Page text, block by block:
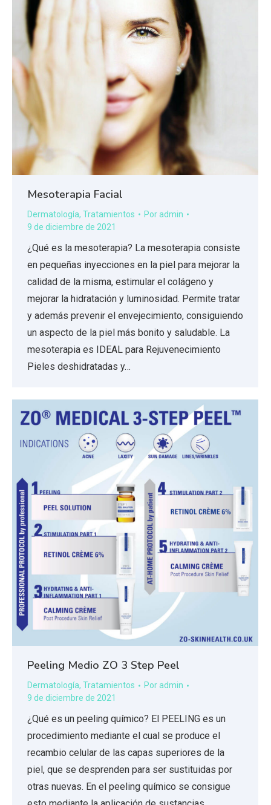
Mesoterapia Facial
Dermatología, Tratamientos Poradmin
9 de diciembre de 2021
¿Qué es la mesoterapia? La mesoterapia consiste
en pequeñas inyecciones en la piel para mejorar la
calidad de la misma, estimular el colágeno y
mejorar la hidratación y luminosidad. Permite tratar
y además prevenir el envejecimiento, consiguiendo
un aspecto de la piel más bonito y saludable. La
mesoterapia es IDEAL para Rejuvenecimiento
Pieles deshidratadas y…
Peeling Medio ZO 3 Step Peel
Dermatología, Tratamientos Poradmin
9 de diciembre de 2021
¿Qué es un peeling químico? El PEELING es un
procedimiento mediante el cual se produce el
recambio celular de las capas superiores de la
piel, que se desprenden para ser sustituidas por
otras nuevas. En el peeling químico se consigue